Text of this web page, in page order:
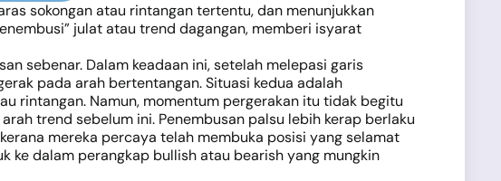
sokongan atau rintangan tertentu, dan menunjukkan
julat atau trend dagangan, memberi isyarat
sebenar. Dalam keadaan ini, setelah melepasi garis
pada arah bertentangan. Situasi kedua adalah
rintangan. Namun, momentum pergerakan itu tidak begitu
trend sebelum ini. Penembusan palsu lebih kerap berlaku
mereka percaya telah membuka posisi yang selamat
ke dalam perangkap bullish atau bearish yang mungkin